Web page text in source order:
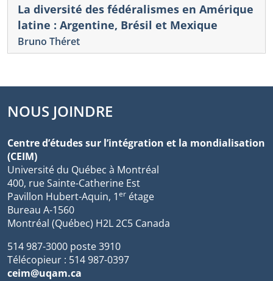
La diversité des fédéralismes en Amérique
latine : Argentine, Brésil et Mexique
Bruno Théret
NOUS JOINDRE
Centre d’études sur l’intégration et la mondialisation
(CEIM)
Université du Québec à Montréal
400, rue Sainte-Catherine Est
Pavillon Hubert-Aquin, 1er étage
Bureau A-1560
Montréal (Québec) H2L 2C5 Canada
514 987-3000 poste 3910
Télécopieur : 514 987-0397
ceim@uqam.ca